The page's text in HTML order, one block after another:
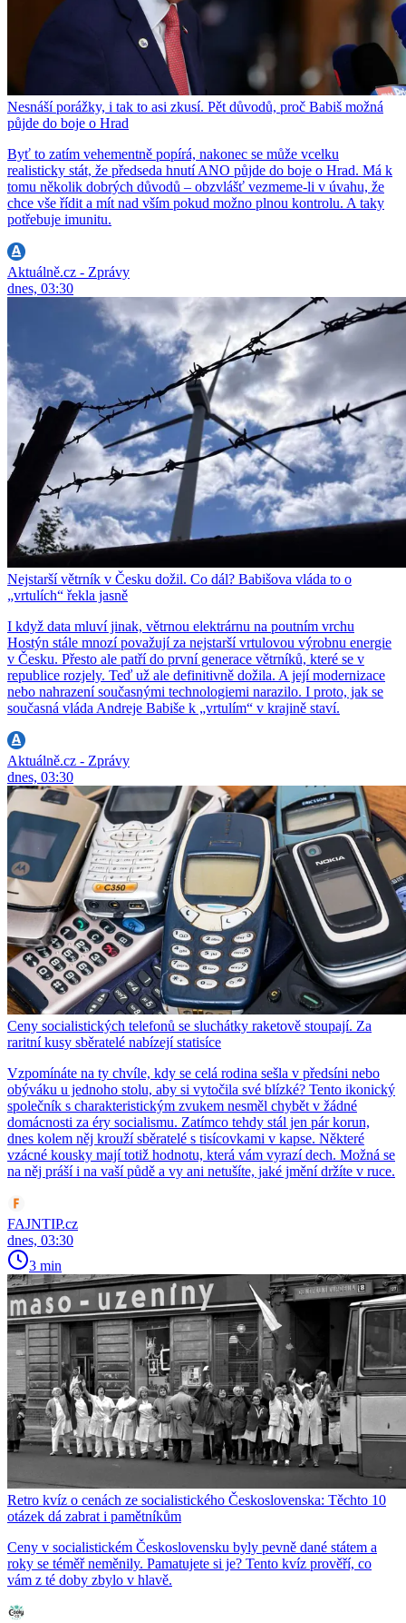
Nesnáší porážky, i tak to asi zkusí. Pět důvodů, proč Babiš možná
půjde do boje o Hrad
Byť to zatím vehementně popírá, nakonec se může vcelku
realisticky stát, že předseda hnutí ANO půjde do boje o Hrad. Má k
tomu několik dobrých důvodů – obzvlášť vezmeme-li v úvahu, že
chce vše řídit a mít nad vším pokud možno plnou kontrolu. A taky
potřebuje imunitu.
Aktuálně.cz - Zprávy
dnes, 03:30
Nejstarší větrník v Česku dožil. Co dál? Babišova vláda to o
„vrtulích“ řekla jasně
I když data mluví jinak, větrnou elektrárnu na poutním vrchu
Hostýn stále mnozí považují za nejstarší vrtulovou výrobnu energie
v Česku. Přesto ale patří do první generace větrníků, které se v
republice rozjely. Teď už ale definitivně dožila. A její modernizace
nebo nahrazení současnými technologiemi narazilo. I proto, jak se
současná vláda Andreje Babiše k „vrtulím“ v krajině staví.
Aktuálně.cz - Zprávy
dnes, 03:30
Ceny socialistických telefonů se sluchátky raketově stoupají. Za
raritní kusy sběratelé nabízejí statisíce
Vzpomínáte na ty chvíle, kdy se celá rodina sešla v předsíni nebo
obýváku u jednoho stolu, aby si vytočila své blízké? Tento ikonický
společník s charakteristickým zvukem nesměl chybět v žádné
domácnosti za éry socialismu. Zatímco tehdy stál jen pár korun,
dnes kolem něj krouží sběratelé s tisícovkami v kapse. Některé
vzácné kousky mají totiž hodnotu, která vám vyrazí dech. Možná se
na něj práší i na vaší půdě a vy ani netušíte, jaké jmění držíte v ruce.
FAJNTIP.cz
dnes, 03:30
3 min
Retro kvíz o cenách ze socialistického Československa: Těchto 10
otázek dá zabrat i pamětníkům
Ceny v socialistickém Československu byly pevně dané státem a
roky se téměř neměnily. Pamatujete si je? Tento kvíz prověří, co
vám z té doby zbylo v hlavě.